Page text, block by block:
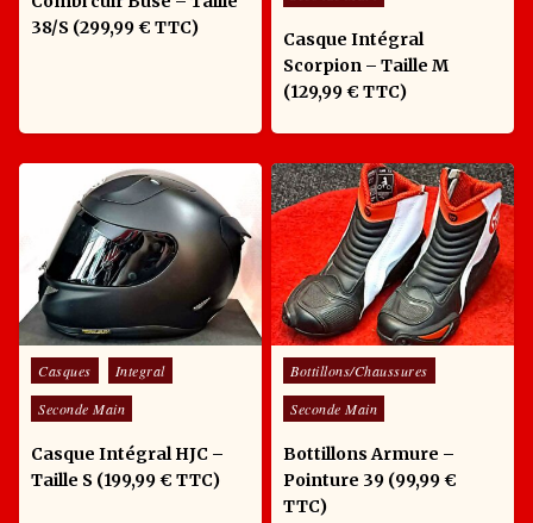
38/S (299,99 € TTC)
Casque Intégral
Scorpion – Taille M
(129,99 € TTC)
Posted in
Casques
Integral
Seconde Main
Casque Intégral HJC –
Taille S (199,99 € TTC)
Posted in
Bottillons/Chaussures
Seconde Main
Bottillons Armure –
Pointure 39 (99,99 €
TTC)